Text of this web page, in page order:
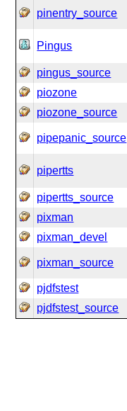
pinentry_source
Pingus
pingus_source
piozone
piozone_source
pipepanic_source
pipertts
pipertts_source
pixman
pixman_devel
pixman_source
pjdfstest
pjdfstest_source